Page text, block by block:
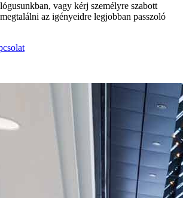
vagy kérj személyre szabott
az igényeidre legjobban passzoló